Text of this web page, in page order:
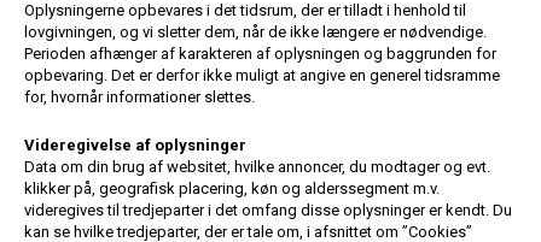
Oplysningerne opbevares i det tidsrum, der er tilladt i henhold til
lovgivningen, og vi sletter dem, når de ikke længere er nødvendige.
Perioden afhænger af karakteren af oplysningen og baggrunden for
opbevaring. Det er derfor ikke muligt at angive en generel tidsramme
for, hvornår informationer slettes.
Videregivelse af oplysninger
Data om din brug af websitet, hvilke annoncer, du modtager og evt.
klikker på, geografisk placering, køn og alderssegment m.v.
videregives til tredjeparter i det omfang disse oplysninger er kendt. Du
kan se hvilke tredjeparter, der er tale om, i afsnittet om ”Cookies”